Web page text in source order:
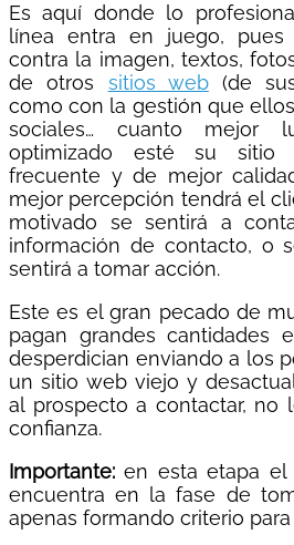
Es aquí donde lo
línea entra en juego, pues
contra la imagen, textos,
de otros sitios web(de sus
como con la gestión que
sociales… cuanto mejor
optimizado esté su sitio
frecuente y de mejor
mejor percepción tendrá el
motivado se sentirá a
información de contacto, o
sentirá a tomar acción.
Este es el gran pecado de
pagan grandes cantidades
desperdician enviando a los
un sitio web viejo y
al prospecto a contactar, no
confianza.
Importante: en esta etapa el
encuentra en la fase de
apenas formando criterio